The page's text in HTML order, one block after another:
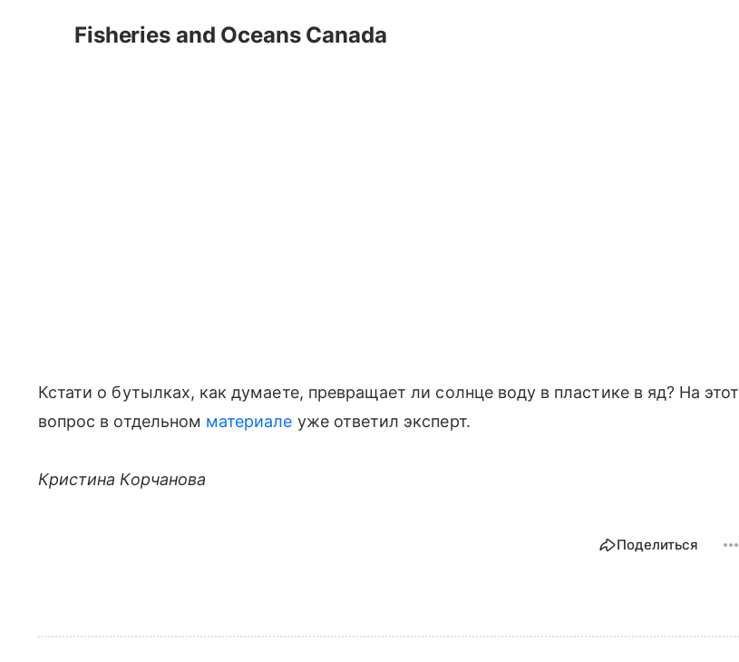
Fisheries and Oceans Canada
Кстати о бутылках, как думаете, превращает ли солнце воду в пластике в яд? На этот
вопрос в отдельном материале уже ответил эксперт.
Кристина Корчанова
Поделиться